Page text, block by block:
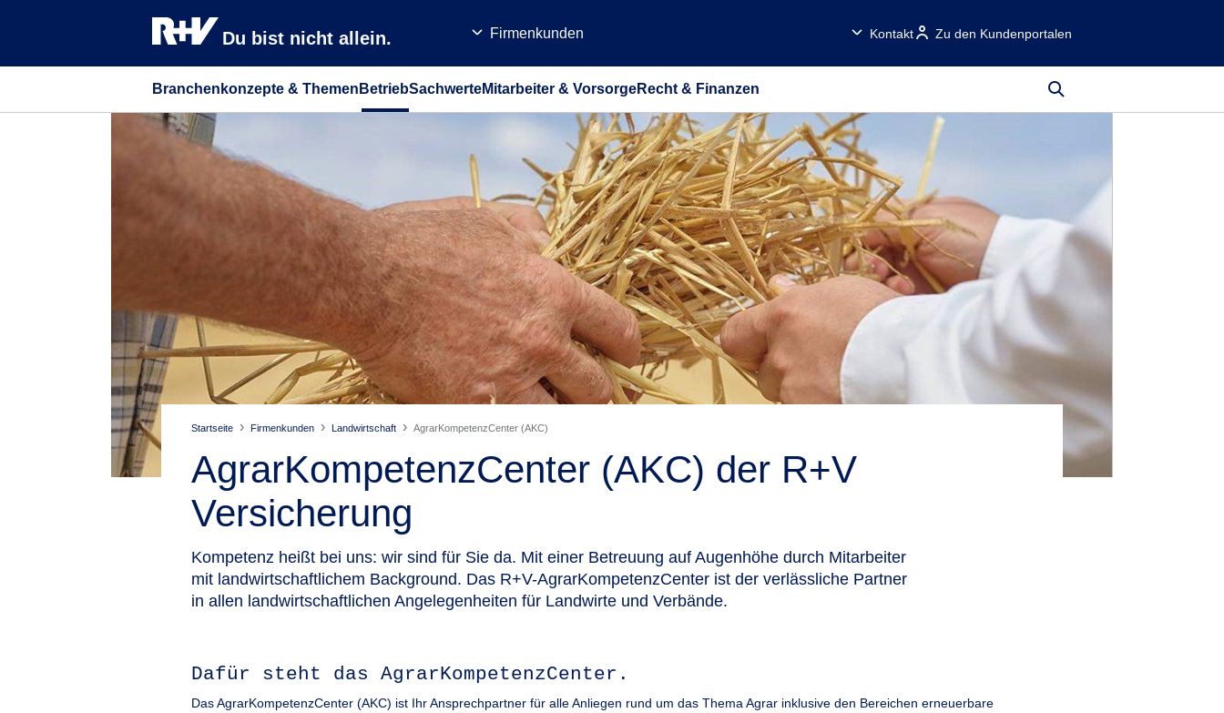
Du bist nicht allein. Firmenkunden Kontakt Zu den Kundenportalen
Branchenkonzepte & Themen BetriebSachwerteMitarbeiter & VorsorgeRecht & Finanzen
Startseite Firmenkunden Landwirtschaft AgrarKompetenzCenter (AKC)
AgrarKompetenzCenter (AKC) der R+V
Versicherung
Kompetenz heißt bei uns: wir sind für Sie da. Mit einer Betreuung auf Augenhöhe durch Mitarbeiter
mit landwirtschaftlichem Background. Das R+V-AgrarKompetenzCenter ist der verlässliche Partner
in allen landwirtschaftlichen Angelegenheiten für Landwirte und Verbände.
Dafür steht das AgrarKompetenzCenter.
Das AgrarKompetenzCenter (AKC) ist Ihr Ansprechpartner für alle Anliegen rund um das Thema Agrar inklusive den Bereichen erneuerbare